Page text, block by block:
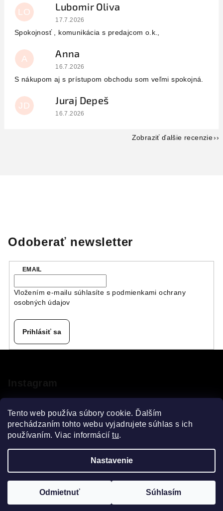
Tento web používa súbory cookie. Ďalším
prechádzaním tohto webu vyjadrujete súhlas s ich
používaním. Viac informáciítu.
Nastavenie
Odmietnuť Súhlasím
LO Lubomir Oliva
Hodnotenie obchodu je 5 z 5 hviezdičiek.
17.7.2026
Spokojnosť , komunikácia s predajcom o.k.,
A Anna
Hodnotenie obchodu je 5 z 5 hviezdičiek.
16.7.2026
S nákupom aj s prístupom obchodu som veľmi spokojná.
JD Juraj Depeš
Hodnotenie obchodu je 5 z 5 hviezdičiek.
16.7.2026
Zobraziť ďalšie recenzie
Odoberať newsletter
EMAIL
Vložením e-mailu súhlasíte s podmienkami ochrany
osobných údajov
Prihlásiť sa
ä
Sledovať na Instagrame
Upraviť nastavenie cookies
Vytvoril Shoptet